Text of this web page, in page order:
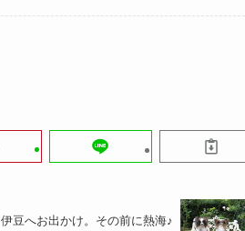
伊豆へお出かけ。その前に熱海♪